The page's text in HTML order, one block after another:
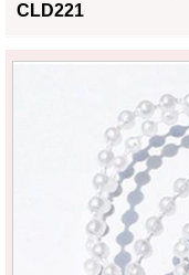
CLD221